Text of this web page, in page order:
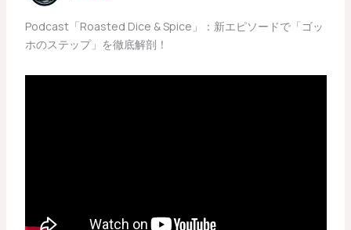
Podcast「Roasted Dice & Spice」：新エピソードで「ゴッ
ホのステップ」を徹底解剖！